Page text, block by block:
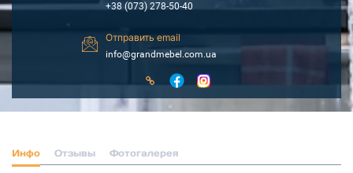
+38 (073) 278-50-40
Отправить email
info@grandmebel.com.ua
Инфо Отзывы Фотогалерея